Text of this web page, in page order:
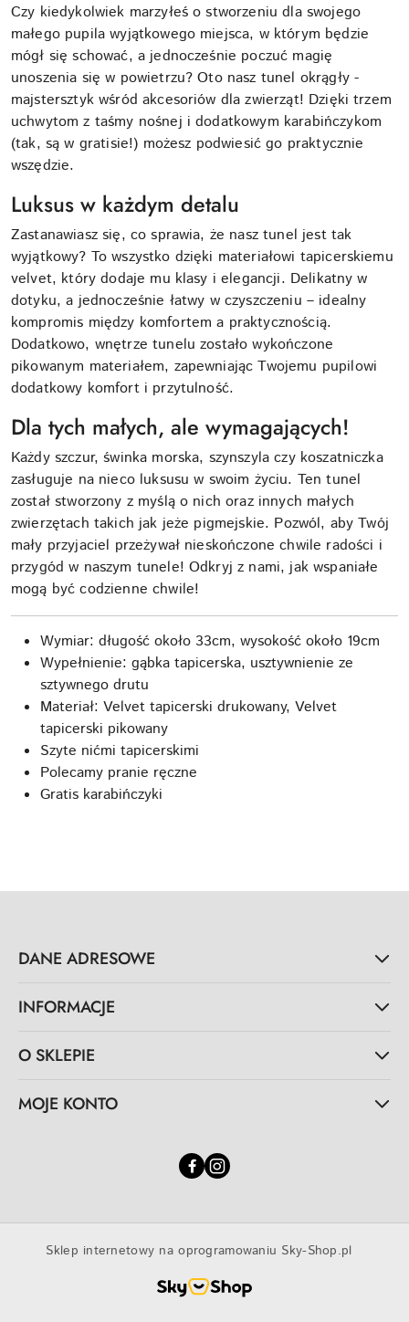
Czy kiedykolwiek marzyłeś o stworzeniu dla swojego
małego pupila wyjątkowego miejsca, w którym będzie
mógł się schować, a jednocześnie poczuć magię
unoszenia się w powietrzu? Oto nasz tunel okrągły -
majstersztyk wśród akcesoriów dla zwierząt! Dzięki trzem
uchwytom z taśmy nośnej i dodatkowym karabińczykom
(tak, są w gratisie!) możesz podwiesić go praktycznie
wszędzie.
Luksus w każdym detalu
Zastanawiasz się, co sprawia, że nasz tunel jest tak
wyjątkowy? To wszystko dzięki materiałowi tapicerskiemu
velvet, który dodaje mu klasy i elegancji. Delikatny w
dotyku, a jednocześnie łatwy w czyszczeniu – idealny
kompromis między komfortem a praktycznością.
Dodatkowo, wnętrze tunelu zostało wykończone
pikowanym materiałem, zapewniając Twojemu pupilowi
dodatkowy komfort i przytulność.
Dla tych małych, ale wymagających!
Każdy szczur, świnka morska, szynszyla czy koszatniczka
zasługuje na nieco luksusu w swoim życiu. Ten tunel
został stworzony z myślą o nich oraz innych małych
zwierzętach takich jak jeże pigmejskie. Pozwól, aby Twój
mały przyjaciel przeżywał nieskończone chwile radości i
przygód w naszym tunele! Odkryj z nami, jak wspaniałe
mogą być codzienne chwile!
Wymiar: długość około 33cm, wysokość około 19cm
Wypełnienie: gąbka tapicerska, usztywnienie ze
sztywnego drutu
Materiał: Velvet tapicerski drukowany, Velvet
tapicerski pikowany
Szyte nićmi tapicerskimi
Polecamy pranie ręczne
Gratis karabińczyki
DANE ADRESOWE
INFORMACJE
O SKLEPIE
MOJE KONTO
Sklep internetowy na oprogramowaniu Sky-Shop.pl